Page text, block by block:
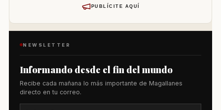
PUBLÍCITE AQUÍ
NEWSLETTER
Informando desde el fin del mundo
Recibe cada mañana lo más importante de Magallanes
directo en tu correo.